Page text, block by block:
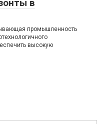
в
промышленность
высокую